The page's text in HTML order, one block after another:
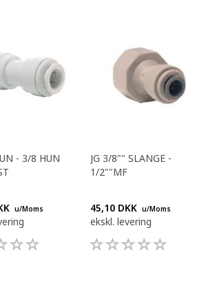
- 3/8 HUN
u/Moms
JG 3/8"" SLANGE -
1/2""MF
45,10 DKK u/Moms
ekskl. levering